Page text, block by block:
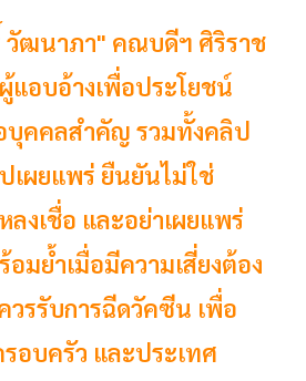
ฒนาภา" คณบดีฯ ศิริราช
แอบอ้างเพื่อประโยชน์
บุคคลสำคัญ รวมทั้งคลิป
เผยแพร่ ยืนยันไม่ใช่
ลงเชื่อ และอย่าเผยแพร่
อมย้ำเมื่อมีความเสี่ยงต้อง
วรรับการฉีดวัคซีน เพื่อ
อบครัว และประเทศ